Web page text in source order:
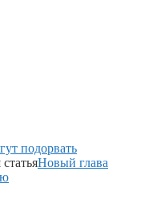
подорвать
Новый глава